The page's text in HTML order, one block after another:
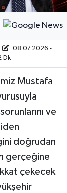
08.07.2026 -
Dk
Mustafa
ve
doğrudan
gerçeğine
çekecek